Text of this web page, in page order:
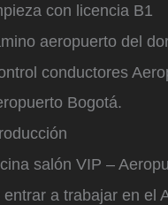
con licencia B1
aeropuerto del
conductores
Bogotá.
salón VIP –
a trabajar en el